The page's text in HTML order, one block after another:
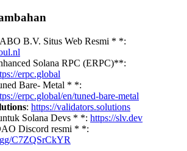
B.V. Situs Web Resmi * *:
Solana RPC (ERPC)**:
erpc.global
Bare- Metal * *:
erpc.global/en/tuned-bare-metal
: https://validators.solutions
Solana Devs * *: https://slv.dev
Discord resmi * *:
C7ZQSrCkYR